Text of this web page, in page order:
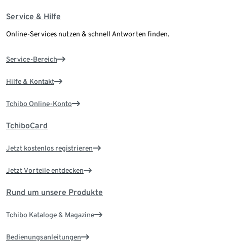
Service & Hilfe
Online-Services nutzen & schnell Antworten finden.
Service-Bereich
Hilfe & Kontakt
Tchibo Online-Konto
TchiboCard
Jetzt kostenlos registrieren
Jetzt Vorteile entdecken
Rund um unsere Produkte
Tchibo Kataloge & Magazine
Bedienungsanleitungen